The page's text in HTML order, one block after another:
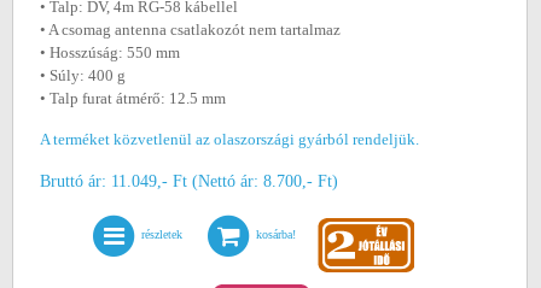
• Talp: DV, 4m RG-58 kábellel
• A csomag antenna csatlakozót nem tartalmaz
• Hosszúság: 550 mm
• Súly: 400 g
• Talp furat átmérő: 12.5 mm
A terméket közvetlenül az olaszországi gyárból rendeljük.
Bruttó ár: 11.049,- Ft (Nettó ár: 8.700,- Ft)
részletek kosárba!